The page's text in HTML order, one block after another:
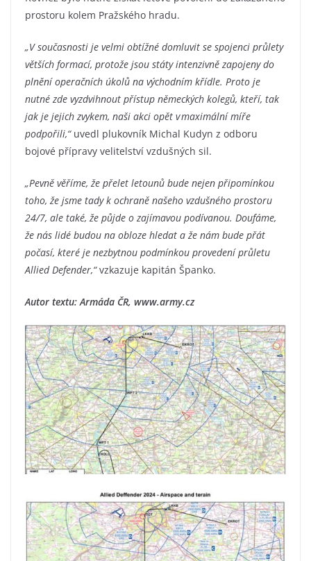
prostoru kolem Pražského hradu.
„V současnosti je velmi obtížné domluvit se spojenci průlety
větších formací, protože jsou státy intenzivně zapojeny do
plnění operačních úkolů na východním křídle. Proto je
nutné zde vyzdvihnout přístup německých kolegů, kteří, tak
jak je jejich zvykem, naši akci opět v maximální míře
podpořili,“uvedl plukovník Michal Kudyn z odboru
bojové přípravy velitelství vzdušných sil.
„Pevně věříme, že přelet letounů bude nejen připomínkou
toho, že jsme tady k ochraně našeho vzdušného prostoru
24/7, ale také, že půjde o zajímavou podívanou. Doufáme,
že nás lidé budou na obloze hledat a že nám bude přát
počasí, které je nezbytnou podmínkou provedení průletu
Allied Defender,“vzkazuje kapitán Španko.
Autor textu: Armáda ČR, www.army.cz